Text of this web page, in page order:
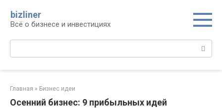
контенту
bizliner
Всё о бизнесе и инвестициях
Поиск:
Главная » Бизнес идеи
Осенний бизнес: 9 прибыльных идей